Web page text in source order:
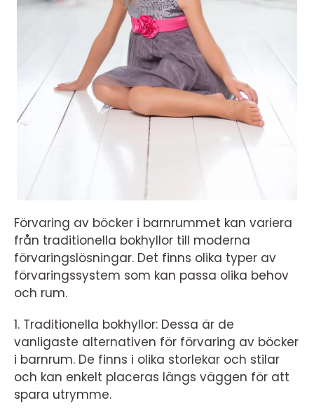
Förvaring av böcker i barnrummet kan variera
från traditionella bokhyllor till moderna
förvaringslösningar. Det finns olika typer av
förvaringssystem som kan passa olika behov
och rum.
1. Traditionella bokhyllor: Dessa är de
vanligaste alternativen för förvaring av böcker
i barnrum. De finns i olika storlekar och stilar
och kan enkelt placeras längs väggen för att
spara utrymme.